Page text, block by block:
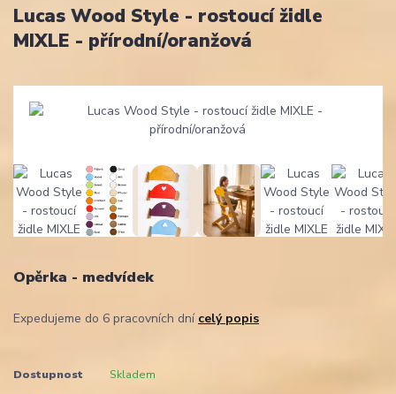
Lucas Wood Style - rostoucí židle
MIXLE - přírodní/oranžová
Opěrka - medvídek
Expedujeme do 6 pracovních dní celý popis
Dostupnost Skladem